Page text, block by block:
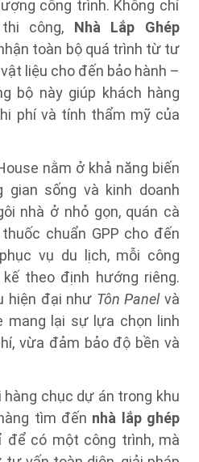
công trình. Không chỉ
công, Nhà Lắp Ghép
toàn bộ quá trình từ tư
liệu cho đến bảo hành –
bộ này giúp khách hàng
phí và tính thẩm mỹ của
nằm ở khả năng biến
sống và kinh doanh
nhà ở nhỏ gọn, quán cà
chuẩn GPP cho đến
vụ du lịch, mỗi công
theo định hướng riêng.
hiện đại như Tôn Panelvà
mang lại sự lựa chọn linh
vừa đảm bảo độ bền và
hàng chục dự án trong khu
tìm đến nhà lắp ghép
để có một công trình, mà